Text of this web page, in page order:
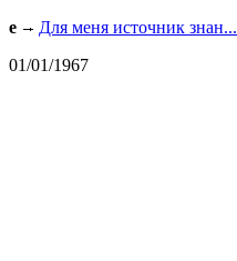
e
Для меня источник знан...
01/01/1967